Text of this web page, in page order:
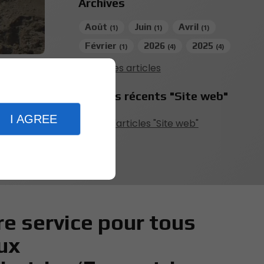
I AGREE
Août (1) Juin (1) Avril (1)
Février (1) 2026 (4) 2025 (4)
Tous les articles
Articles récents "Site web"
Plus d'articles "Site web"
service pour tous